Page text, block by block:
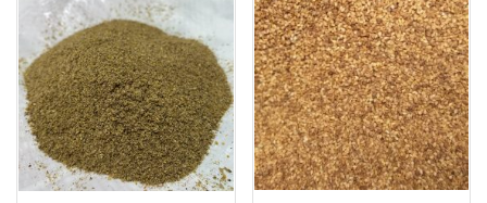
İstek Listeme Ekle İstek Listeme Ekle